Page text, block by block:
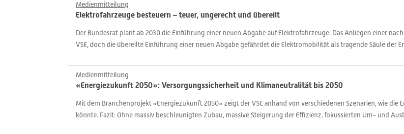
Medienmitteilung
Elektrofahrzeuge besteuern – teuer, ungerecht und übereilt
Der Bundesrat plant ab 2030 die Einführung einer neuen Abgabe auf Elektrofahrzeuge. Das Anliegen einer
VSE, doch die übereilte Einführung einer neuen Abgabe gefährdet die Elektromobilität als tragende Säule der
Medienmitteilung
«Energiezukunft 2050»: Versorgungssicherheit und Klimaneutralität bis 2050
Mit dem Branchenprojekt «Energiezukunft 2050» zeigt der VSE anhand von verschiedenen Szenarien, wie die
könnte. Fazit: Ohne massiv beschleunigten Zubau, massive Steigerung der Effizienz, fokussierten Um- und